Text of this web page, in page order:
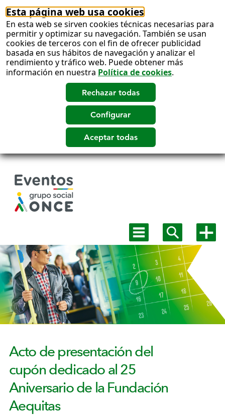
Esta página web usa cookies
En esta web se sirven cookies técnicas necesarias para
permitir y optimizar su navegación. También se usan
cookies de terceros con el fin de ofrecer publicidad
basada en sus hábitos de navegación y analizar el
rendimiento y tráfico web. Puede obtener más
información en nuestra Política de cookies.
Mostrar
menú
principal
Mostrar
buscadormás
Acto de presentación del
cupón dedicado al 25
Aniversario de la Fundación
Aequitas